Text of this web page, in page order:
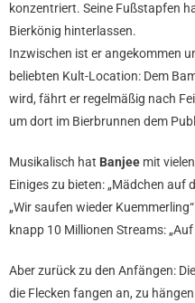
konzentriert. Seine Fußstapfen
Bierkönig hinterlassen.
Inzwischen ist er angekommen
beliebten Kult-Location: Dem
wird, fährt er regelmäßig nach
um dort im Bierbrunnen dem
Musikalisch hat Banjee mit
Einiges zu bieten: „Mädchen auf
„Wir saufen wieder
knapp 10 Millionen Streams: „Auf
Aber zurück zu den Anfängen:
die Flecken fangen an, zu